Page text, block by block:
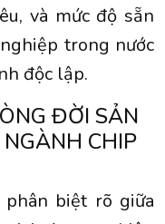
và mức độ sẵn
trong nước
độc lập.
ĐỜI SẢN
CHIP
phân biệt rõ giữa